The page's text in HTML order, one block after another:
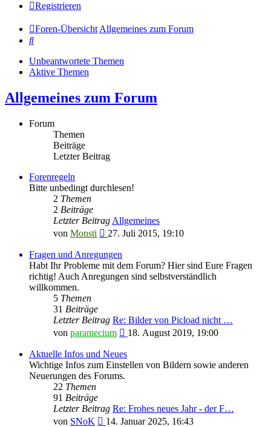
Registrieren
Foren-ÜbersichtAllgemeines zum Forum
Suche
Unbeantwortete Themen
Aktive Themen
Allgemeines zum Forum
Forum
Themen
Beiträge
Letzter Beitrag
Forenregeln
Bitte unbedingt durchlesen!
2 Themen
2 Beiträge
Letzter Beitrag Allgemeines
von Monsti
Neuester
27. Juli 2015, 19:10
Fragen und Anregungen
Habt Ihr Probleme mit dem Forum? Hier sind Eure Fragen
richtig! Auch Anregungen sind selbstverständlich
willkommen.
5 Themen
31 Beiträge
Letzter Beitrag Re: Bilder von Picload nicht …
von paramecium
Neuester
18. August 2019, 19:00
Aktuelle Infos und Neues
Wichtige Infos zum Einstellen von Bildern sowie anderen
Neuerungen des Forums.
22 Themen
91 Beiträge
Letzter Beitrag Re: Frohes neues Jahr - der F…
von SNoK
Neuester
14. Januar 2025, 16:43